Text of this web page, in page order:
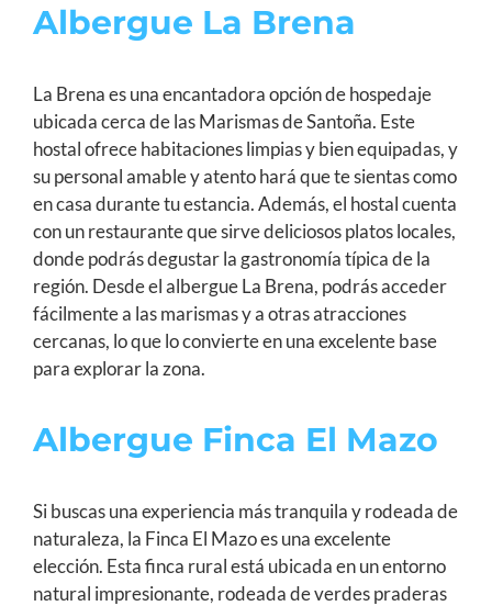
Albergue La Brena
La Brena es una encantadora opción de hospedaje
ubicada cerca de las Marismas de Santoña. Este
hostal ofrece habitaciones limpias y bien equipadas, y
su personal amable y atento hará que te sientas como
en casa durante tu estancia. Además, el hostal cuenta
con un restaurante que sirve deliciosos platos locales,
donde podrás degustar la gastronomía típica de la
región. Desde el albergue La Brena, podrás acceder
fácilmente a las marismas y a otras atracciones
cercanas, lo que lo convierte en una excelente base
para explorar la zona.
Albergue Finca El Mazo
Si buscas una experiencia más tranquila y rodeada de
naturaleza, la Finca El Mazo es una excelente
elección. Esta finca rural está ubicada en un entorno
natural impresionante, rodeada de verdes praderas